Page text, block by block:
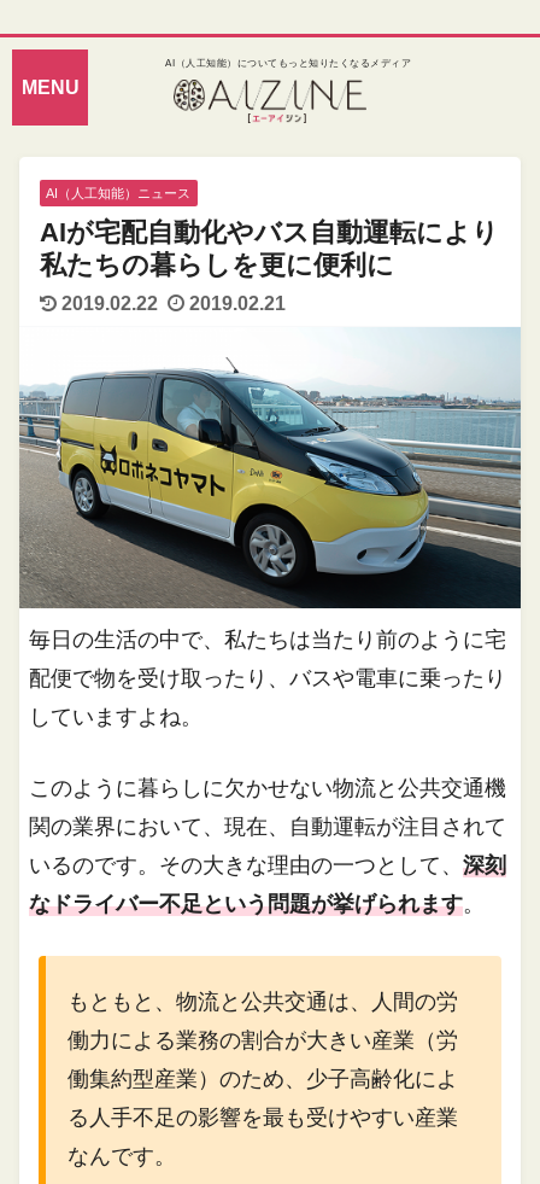
AI（人工知能）についてもっと知りたくなるメディア
AI（人工知能）ニュース
AIが宅配自動化やバス自動運転により
私たちの暮らしを更に便利に
2019.02.22 2019.02.21
毎日の生活の中で、私たちは当たり前のように宅
配便で物を受け取ったり、バスや電車に乗ったり
していますよね。
このように暮らしに欠かせない物流と公共交通機
関の業界において、現在、自動運転が注目されて
いるのです。その大きな理由の一つとして、深刻
なドライバー不足という問題が挙げられます。
もともと、物流と公共交通は、人間の労
働力による業務の割合が大きい産業（労
働集約型産業）のため、少子高齢化によ
る人手不足の影響を最も受けやすい産業
なんです。